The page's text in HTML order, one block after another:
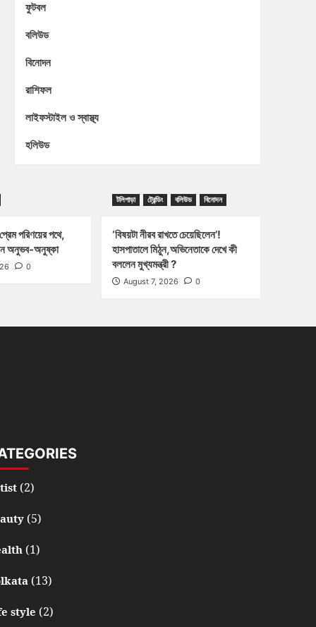
ফুটবল
বলিউড
বিনোদন
রাশিফল
লাইফস্টাইল ও স্বাস্থ্য
হলিউড
পরিণয়ের পথে,
অনুভব-অনুষ্কা
0
টলিপাড়া ট্রেন্ডিং বলিউড বিনোদন
‘বিষয়টা নীরব রাখতে চেয়েছিলেন’!
হাসপাতালে মিঠুন,অভিনেতাকে দেখে কী
বললেন মুখ্যমন্ত্রী ?
August 7, 2026 0
(2)
(5)
(1)
(13)
style (2)